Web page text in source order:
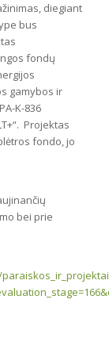
diegiant
bus
fondų
gamybos ir
K-836
Projektas
fondo, jo
bei prie